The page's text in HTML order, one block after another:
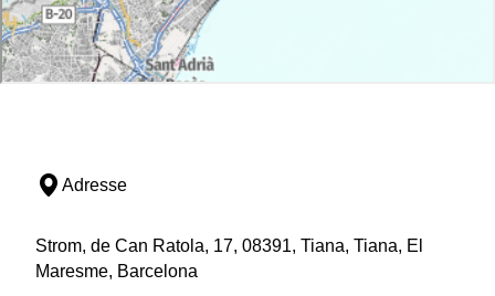
Adresse
Strom, de Can Ratola, 17, 08391, Tiana, Tiana, El
Maresme, Barcelona